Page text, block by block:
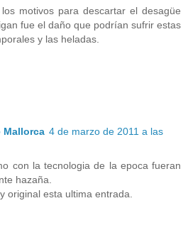
motivos para descartar el desagüe
fue el daño que podrían sufrir estas
y las heladas.
Mallorca 4 de marzo de 2011 a las
con la tecnologia de la epoca fueran
hazaña.
original esta ultima entrada.